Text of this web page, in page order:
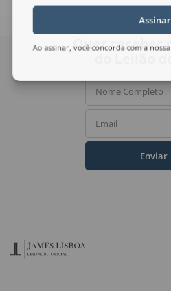
Assinar
Ao assinar, você concorda com a nossa
Quer receber
do Leilão
Nome Completo
Email
Enviar